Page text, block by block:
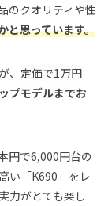
のクオリティや性
と思っています。
定価で1万円
プモデルまでお
円で6,000円台の
い「K690」をレ
力がとても楽し